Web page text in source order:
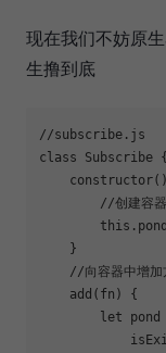
现在我们不妨原
生撸到底
//subscribe.js
class
Subscribe {
constructor
//创建容器
this
    }
//向容器中增加
    add(fn) {
let pond